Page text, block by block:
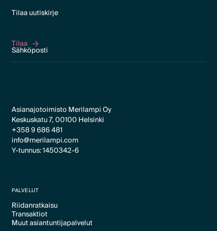
Tilaa uutiskirje
Tilaa
Tilaa
Asianajotoimisto Merilampi Oy
Keskuskatu 7, 00100 Helsinki
+358 9 686 481
info@merilampi.com
Y-tunnus: 1450342-6
PALVELUT
Riidanratkaisu
Text Link
Transaktiot
Text Link
Muut asiantuntijapalvelut